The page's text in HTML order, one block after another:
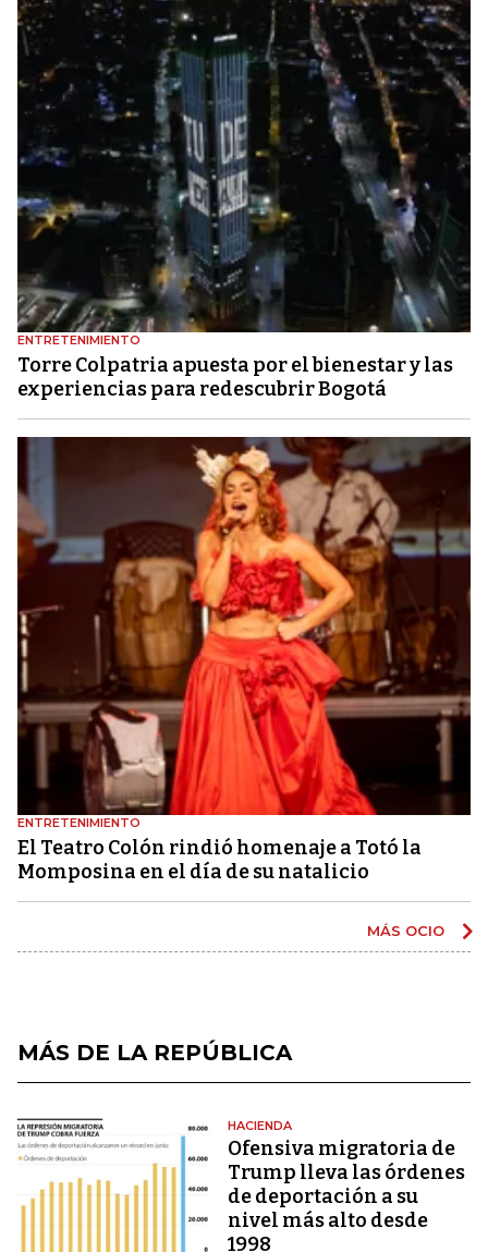
ENTRETENIMIENTO
Torre Colpatria apuesta por el bienestar y las
experiencias para redescubrir Bogotá
ENTRETENIMIENTO
El Teatro Colón rindió homenaje a Totó la
Momposina en el día de su natalicio
MÁS OCIO
MÁS DE LA REPÚBLICA
HACIENDA
Ofensiva migratoria de
Trump lleva las órdenes
de deportación a su
nivel más alto desde
1998